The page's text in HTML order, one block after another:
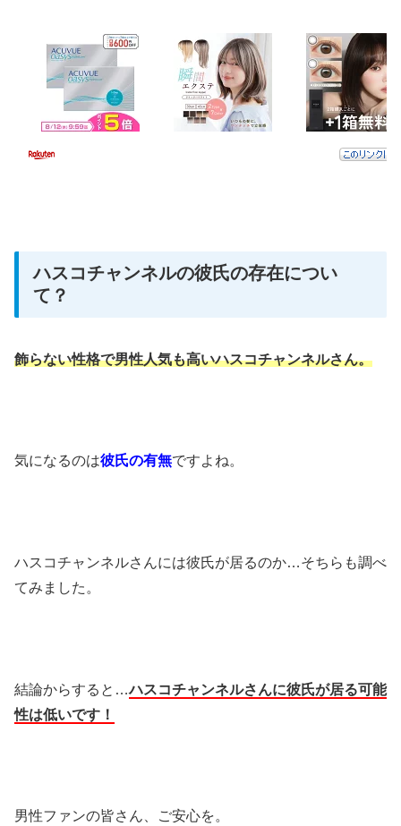
ハスコチャンネルの彼氏の存在につい
て？
飾らない性格で男性人気も高いハスコチャンネルさん。
気になるのは彼氏の有無ですよね。
ハスコチャンネルさんには彼氏が居るのか…そちらも調べ
てみました。
結論からすると…ハスコチャンネルさんに彼氏が居る可能
性は低いです！
男性ファンの皆さん、ご安心を。